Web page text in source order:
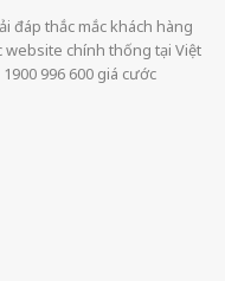
đáp thắc mắc khách hàng
chính thống tại Việt
996 600 giá cước